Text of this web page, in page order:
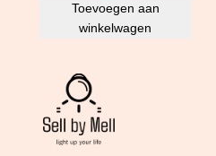
Toevoegen aan
winkelwagen